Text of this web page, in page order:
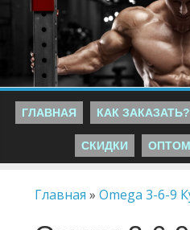
ГЛАВНАЯ КАК ЗАКАЗАТЬ?
СКИДКИ ОПТОМ
Главная »Omega 3-6-9